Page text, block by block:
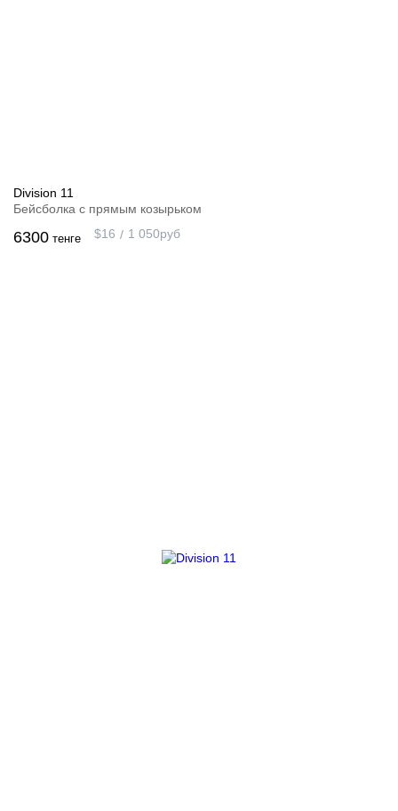
Division 11
Бейсболка с прямым козырьком
6300 тенге $16 1 050руб